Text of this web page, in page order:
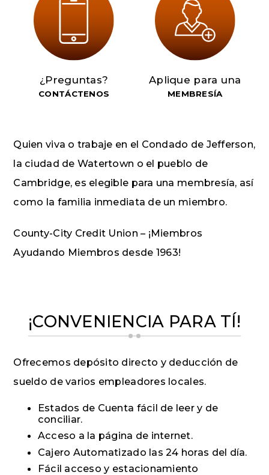
¿Preguntas?
CONTÁCTENOS
Aplique para una
MEMBRESÍA
Quien viva o trabaje en el Condado de Jefferson,
la ciudad de Watertown o el pueblo de
Cambridge, es elegible para una membresía, así
como la familia inmediata de un miembro.
County-City Credit Union – ¡Miembros
Ayudando Miembros desde 1963!
¡CONVENIENCIA PARA TÍ!
Ofrecemos depósito directo y deducción de
sueldo de varios empleadores locales.
Estados de Cuenta fácil de leer y de
conciliar.
Acceso a la página de internet.
Cajero Automatizado las 24 horas del día.
Fácil acceso y estacionamiento